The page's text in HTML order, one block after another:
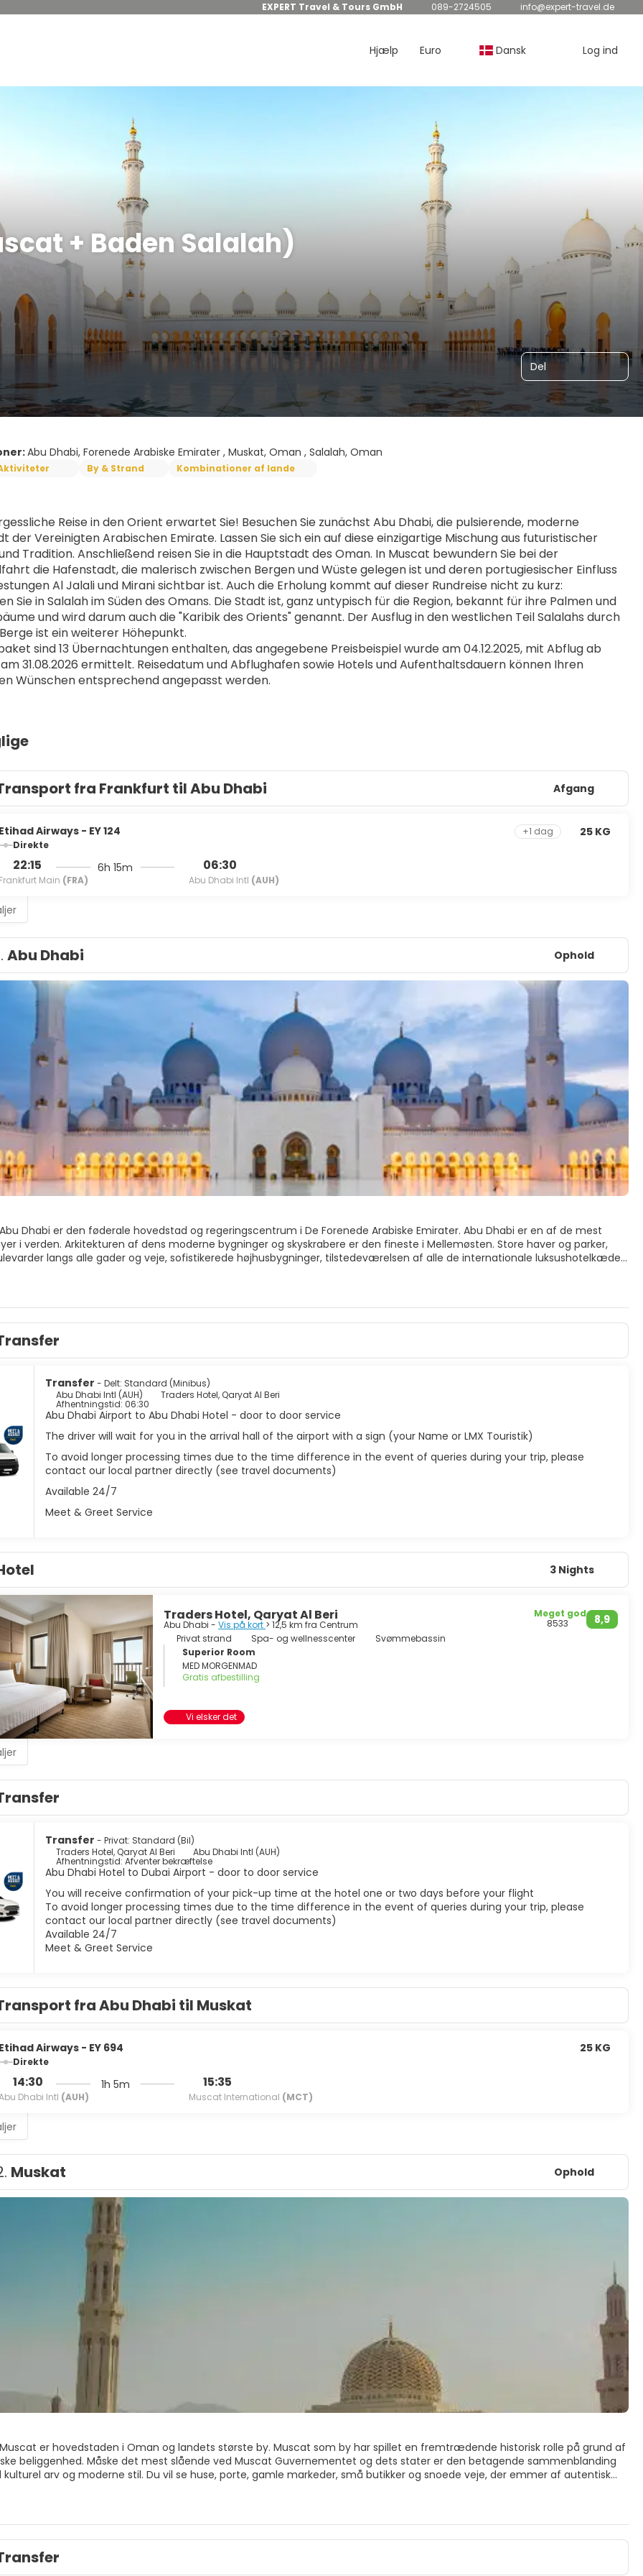
EXPERT Travel & Tours GmbH 089-2724505 info@expert-travel.de
Hjælp Euro Dansk Log ind
+ Baden Salalah)
Del
Abu Dhabi, Forenede Arabiske Emirater , Muskat, Oman , Salalah, Oman
By & Strand Kombinationer af lande
Reise in den Orient erwartet Sie! Besuchen Sie zunächst Abu Dhabi, die pulsierende, moderne
der Vereinigten Arabischen Emirate. Lassen Sie sich ein auf diese einzigartige Mischung aus futuristischer
Tradition. Anschließend reisen Sie in die Hauptstadt des Oman. In Muscat bewundern Sie bei der
die Hafenstadt, die malerisch zwischen Bergen und Wüste gelegen ist und deren portugiesischer Einfluss
Al Jalali und Mirani sichtbar ist. Auch die Erholung kommt auf dieser Rundreise nicht zu kurz:
Sie in Salalah im Süden des Omans. Die Stadt ist, ganz untypisch für die Region, bekannt für ihre Palmen und
und wird darum auch die "Karibik des Orients" genannt. Der Ausflug in den westlichen Teil Salalahs durch
ist ein weiterer Höhepunkt.
sind 13 Übernachtungen enthalten, das angegebene Preisbeispiel wurde am 04.12.2025, mit Abflug ab
31.08.2026 ermittelt. Reisedatum und Abflughafen sowie Hotels und Aufenthaltsdauern können Ihren
Wünschen entsprechend angepasst werden.
fra Frankfurt til Abu Dhabi Afgang
Etihad Airways - EY 124
Direkte
22:15
Frankfurt Main (FRA)
6h 15m 06:30
Abu Dhabi Intl (AUH)
+1 dag 25 KG
Abu Dhabi Ophold
Abu Dhabi er den føderale hovedstad og regeringscentrum i De Forenede Arabiske Emirater. Abu Dhabi er en af de mest
i verden. Arkitekturen af dens moderne bygninger og skyskrabere er den fineste i Mellemøsten. Store haver og parker,
langs alle gader og veje, sofistikerede højhusbygninger, tilstedeværelsen af alle de internationale luksushotelkæder,
et bredt udvalg af restauranter at spise i, mange shoppingmuligheder, en dejlig Corniche at gå langs, nogle gode hoteller
for besøgende at se. En af de vigtigste attraktioner er Sheikh Zayed-moskeen. Denne moske er virkelig fantastisk.
simpelthen vidunderlig, og dekorationen indeni er en af de mest sofistikerede.
en ø ud for UAE's hovedkyst er Abu Dhabi en kompakt, moderne, organiseret og civiliseret by.
Transfer - Delt: Standard (Minibus)
Abu Dhabi Intl (AUH)
Traders Hotel, Qaryat Al Beri
Afhentningstid: 06:30
Abu Dhabi Airport to Abu Dhabi Hotel - door to door service
The driver will wait for you in the arrival hall of the airport with a sign (your Name or LMX Touristik)
To avoid longer processing times due to the time difference in the event of queries during your trip, please
contact our local partner directly (see travel documents)
Available 24/7
Meet & Greet Service
3 Nights
Traders Hotel, Qaryat Al Beri
Abu Dhabi - Vis på kort > 12,5 km fra Centrum 8,9
Meget god
8533
Privat strand
Spa- og wellnesscenter
Svømmebassin
Superior Room
MED MORGENMAD
Gratis afbestilling
Vi elsker det
Transfer - Privat: Standard (Bil)
Traders Hotel, Qaryat Al Beri
Abu Dhabi Intl (AUH)
Afhentningstid: Afventer bekræftelse
Abu Dhabi Hotel to Dubai Airport - door to door service
You will receive confirmation of your pick-up time at the hotel one or two days before your flight
To avoid longer processing times due to the time difference in the event of queries during your trip, please
contact our local partner directly (see travel documents)
Available 24/7
Meet & Greet Service
fra Abu Dhabi til Muskat
Etihad Airways - EY 694
Direkte
14:30
Dhabi Intl (AUH)
1h 5m 15:35
Muscat International (MCT)
25 KG
Muskat Ophold
Muscat er hovedstaden i Oman og landets største by. Muscat som by har spillet en fremtrædende historisk rolle på grund af
beliggenhed. Måske det mest slående ved Muscat Guvernementet og dets stater er den betagende sammenblanding
arv og moderne stil. Du vil se huse, porte, gamle markeder, små butikker og snoede veje, der emmer af autentisk
sin historiske karakter og samtidig nyde sin nutidige ånd. Muscat er kendt som en af de reneste arabiske hovedstæder